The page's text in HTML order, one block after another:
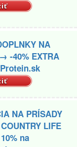
NA
-40% EXTRA
NA PRÍSADY
LIFE
na